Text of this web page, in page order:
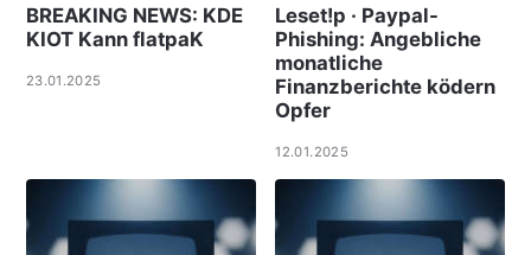
BREAKING NEWS: KDE
KIOT Kann flatpaK
23.01.2025
Leset!p · Paypal-
Phishing: Angebliche
monatliche
Finanzberichte ködern
Opfer
12.01.2025